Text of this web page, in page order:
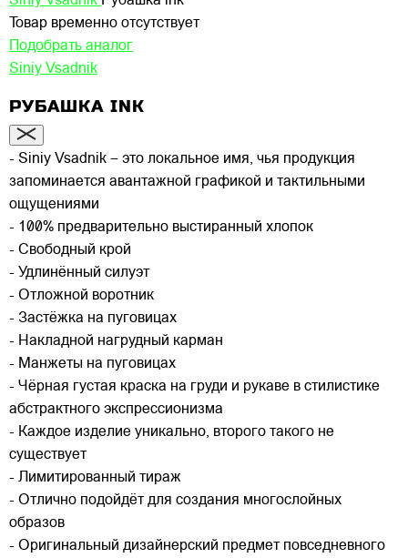
Товар временно отсутствует
Подобрать аналог
Siniy Vsadnik
РУБАШКА INK
- Siniy Vsadnik – это локальное имя, чья продукция
запоминается авантажной графикой и тактильными
ощущениями
- 100% предварительно выстиранный хлопок
- Свободный крой
- Удлинённый силуэт
- Отложной воротник
- Застёжка на пуговицах
- Накладной нагрудный карман
- Манжеты на пуговицах
- Чёрная густая краска на груди и рукаве в стилистике
абстрактного экспрессионизма
- Каждое изделие уникально, второго такого не
существует
- Лимитированный тираж
- Отлично подойдёт для создания многослойных
образов
- Оригинальный дизайнерский предмет повседневного